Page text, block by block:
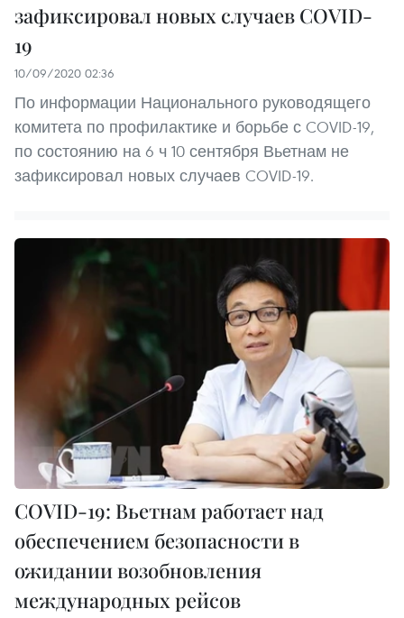
зафиксировал новых случаев COVID-
19
10/09/2020 02:36
По информации Национального руководящего
комитета по профилактике и борьбе с COVID-19,
по состоянию на 6 ч 10 сентября Вьетнам не
зафиксировал новых случаев COVID-19.
COVID-19: Вьетнам работает над
обеспечением безопасности в
ожидании возобновления
международных рейсов